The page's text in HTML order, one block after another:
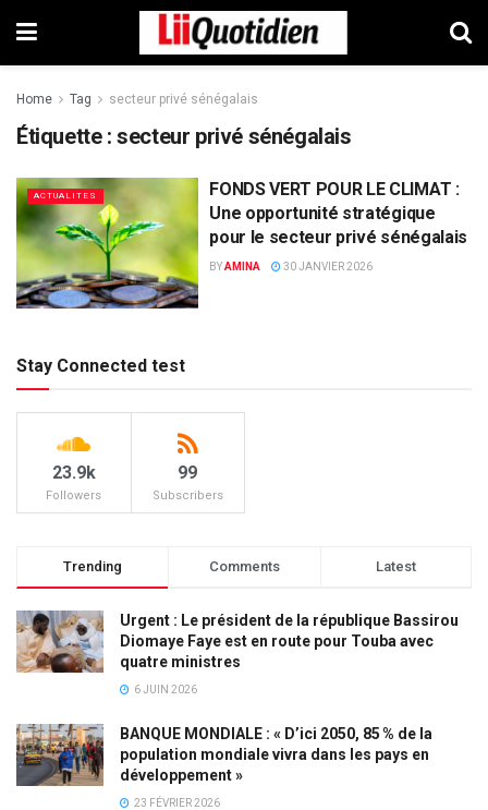
Home Tag secteur privé sénégalais
Étiquette :secteur privé sénégalais
ACTUALITES
FONDS VERT POUR LE CLIMAT :
Une opportunité stratégique
pour le secteur privé sénégalais
BYAMINA 30 JANVIER 2026
Stay Connected test
23.9k
Followers
99
Subscribers
Trending Comments Latest
Urgent : Le président de la république Bassirou
Diomaye Faye est en route pour Touba avec
quatre ministres
6 JUIN 2026
BANQUE MONDIALE : « D’ici 2050, 85 % de la
population mondiale vivra dans les pays en
développement »
23 FÉVRIER 2026